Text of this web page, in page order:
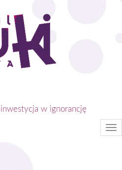
w ignorancję